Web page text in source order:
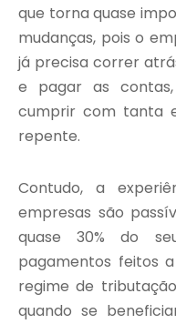
que torna quase
mudanças, pois o
já precisa correr
e pagar as
cumprir com tanta
repente.
Contudo, a
empresas são
quase 30% do
pagamentos feitos
regime de
quando se